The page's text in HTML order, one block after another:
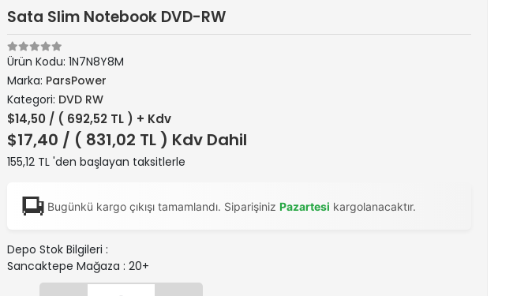
Sata Slim Notebook DVD-RW
Ürün Kodu: 1N7N8Y8M
Marka: ParsPower
Kategori: DVD RW
$14,50 / ( 692,52 TL ) + Kdv
$17,40 / ( 831,02 TL ) Kdv Dahil
155,12 TL 'den başlayan taksitlerle
Bugünkü kargo çıkışı tamamlandı. Siparişiniz Pazartesi kargolanacaktır.
Depo Stok Bilgileri :
Sancaktepe Mağaza : 20+